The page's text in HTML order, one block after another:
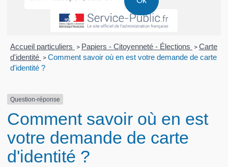
Accueil particuliers > Papiers - Citoyenneté - Élections > Carte
d'identité > Comment savoir où en est votre demande de carte
d'identité ?
Question-réponse
Comment savoir où en est
votre demande de carte
d'identité ?